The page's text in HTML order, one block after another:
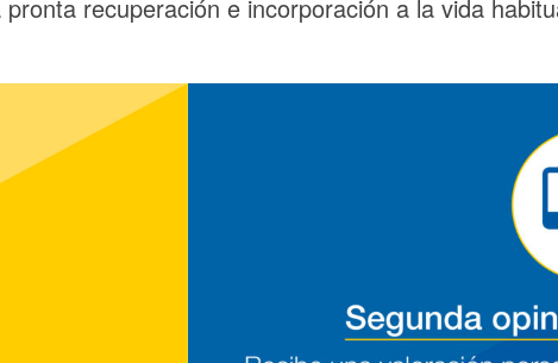
pronta recuperación e incorporación a la vida